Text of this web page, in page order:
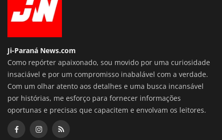
Ji-Paraná News.com
Como repórter apaixonado, sou movido por uma curiosidade
insaciável e por um compromisso inabalável com a verdade.
Com um olhar atento aos detalhes e uma busca incansável
por histórias, me esforço para fornecer informações
oportunas e precisas que capacitem e envolvam os leitores.